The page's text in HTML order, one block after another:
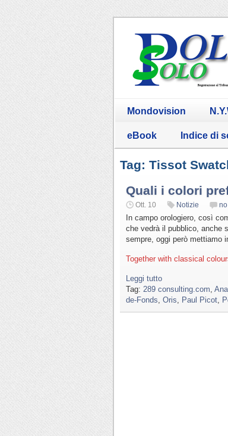
Mondovision
eBook Indice di
Tag: Tissot
Quali i colori
Ott. 10 Notizie
In campo orologiero, così
che vedrà il pubblico, anche
sempre, oggi però mettiamo
Together with classical
Leggi tutto
Tag: 289 consulting.com
de-Fonds Oris Paul Picot